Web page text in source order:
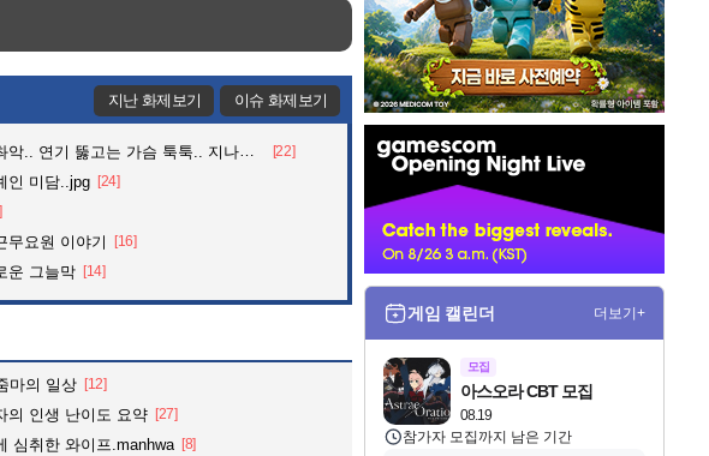
지난 화제보기 이슈 화제보기
연기 뚫고는 가슴 툭툭.. 지나가던 아재의 정체 [22]
인 미담..jpg [24]
무요원 이야기 [16]
운 그늘막 [14]
마의 일상 [12]
의 인생 난이도 요약 [27]
심취한 와이프.manhwa [8]
벤
게임 캘린더 더보기+
모집
08.19
아스오라 CBT 모집
참가자 모집까지 남은 기간